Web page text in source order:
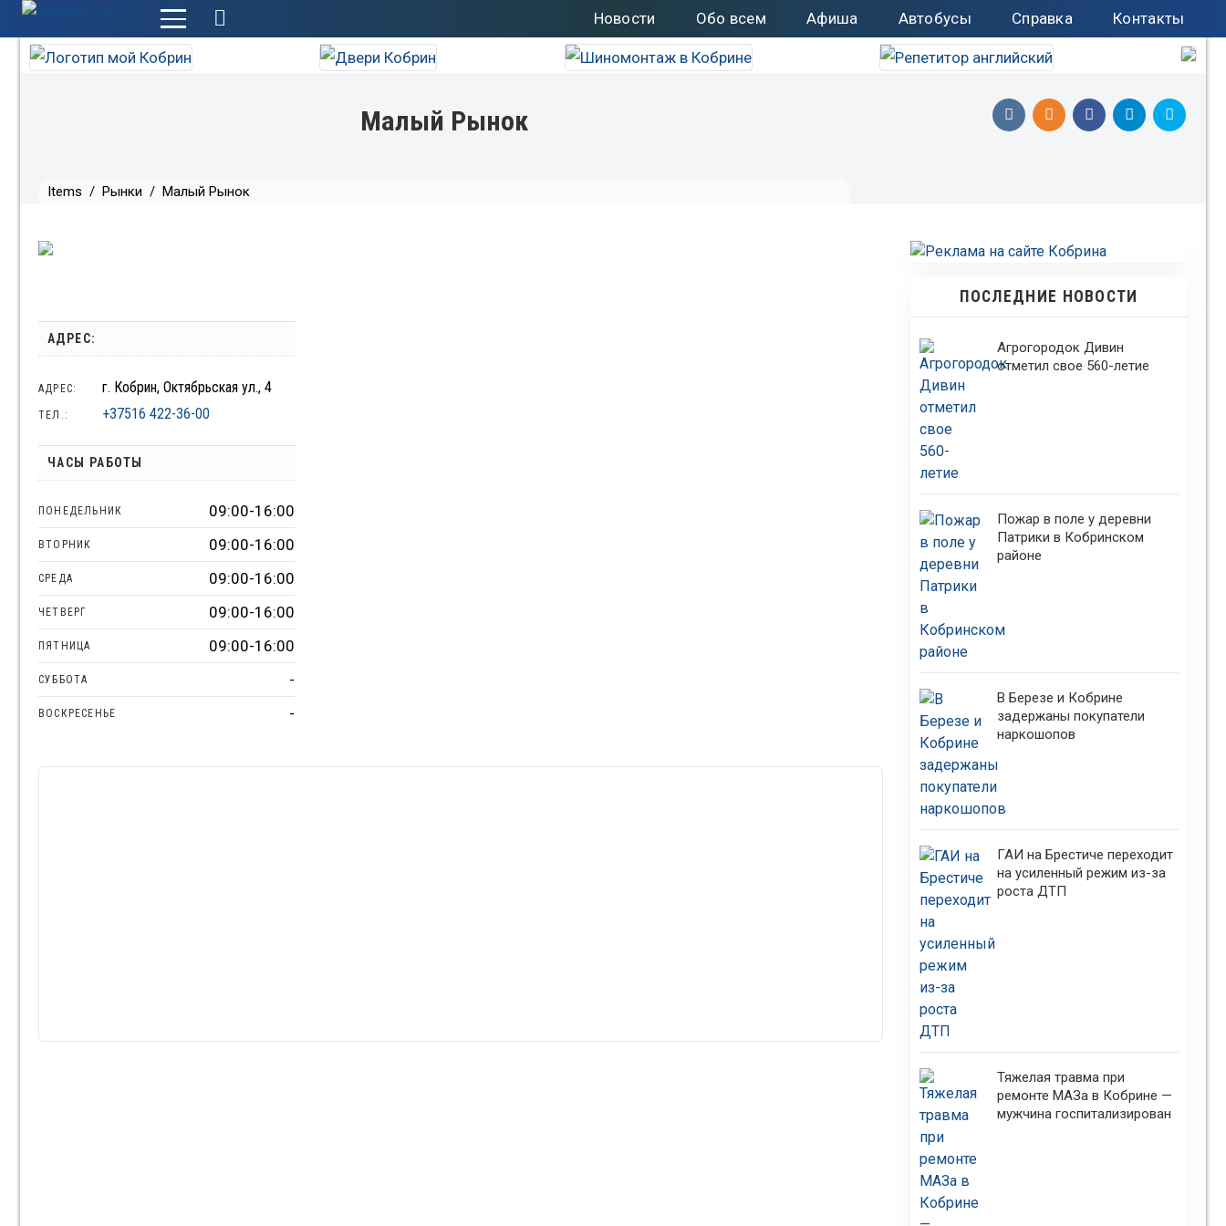
Новости Обо всем Афиша Автобусы Справка Контакты
Малый Рынок
Items / Рынки / Малый Рынок
АДРЕС:
АДРЕС: г. Кобрин, Октябрьская ул., 4
ТЕЛ.: +37516 422-36-00
ЧАСЫ РАБОТЫ
ПОНЕДЕЛЬНИК 09:00-16:00
ВТОРНИК 09:00-16:00
СРЕДА 09:00-16:00
ЧЕТВЕРГ 09:00-16:00
ПЯТНИЦА 09:00-16:00
СУББОТА -
ВОСКРЕСЕНЬЕ -
ПОСЛЕДНИЕ НОВОСТИ
Агрогородок Дивин
отметил свое 560-летие
Пожар в поле у деревни
Патрики в Кобринском
районе
В Березе и Кобрине
задержаны покупатели
наркошопов
ГАИ на Брестиче переходит
на усиленный режим из-за
роста ДТП
Тяжелая травма при
ремонте МАЗа в Кобрине —
мужчина госпитализирован